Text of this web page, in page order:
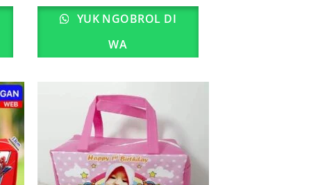
adalah:
Rp8,800.00.
ini
adalah:
Rp4,400.00.
YUK NGOBROL DI
WA